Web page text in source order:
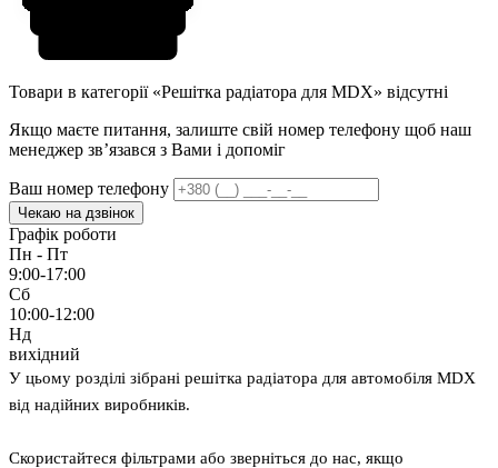
Товари в категорії «Решітка радіатора для MDX» відсутні
Якщо маєте питання, залиште свій номер телефону щоб наш
менеджер звʼязався з Вами і допоміг
Ваш номер телефону
Чекаю на дзвінок
Графік роботи
Пн - Пт
9:00-17:00
Сб
10:00-12:00
Нд
вихідний
У цьому розділі зібрані решітка радіатора для автомобіля MDX
від надійних виробників.
Скористайтеся фільтрами або зверніться до нас, якщо